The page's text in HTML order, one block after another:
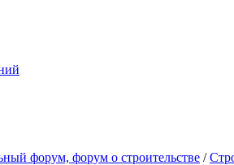
форум, форум о строительстве /